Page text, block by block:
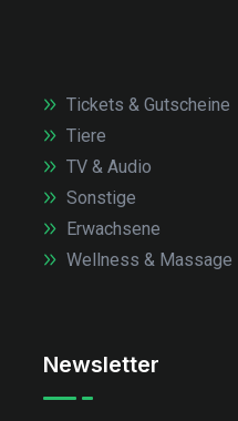
Tickets & Gutscheine
Tiere
TV & Audio
Sonstige
Erwachsene
Wellness & Massage
Newsletter